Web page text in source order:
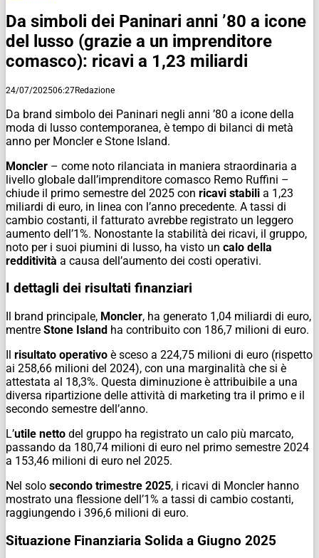
Da simboli dei Paninari anni ’80 a icone
del lusso (grazie a un imprenditore
comasco): ricavi a 1,23 miliardi
24/07/202506:27Redazione
Da brand simbolo dei Paninari negli anni ’80 a icone della
moda di lusso contemporanea, è tempo di bilanci di metà
anno per Moncler e Stone Island.
Moncler – come noto rilanciata in maniera straordinaria a
livello globale dall’imprenditore comasco Remo Ruffini –
chiude il primo semestre del 2025 con ricavi stabili a 1,23
miliardi di euro, in linea con l’anno precedente. A tassi di
cambio costanti, il fatturato avrebbe registrato un leggero
aumento dell’1%. Nonostante la stabilità dei ricavi, il gruppo,
noto per i suoi piumini di lusso, ha visto un calo della
redditività a causa dell’aumento dei costi operativi.
I dettagli dei risultati finanziari
Il brand principale, Moncler, ha generato 1,04 miliardi di euro,
mentre Stone Island ha contribuito con 186,7 milioni di euro.
Il risultato operativo è sceso a 224,75 milioni di euro (rispetto
ai 258,66 milioni del 2024), con una marginalità che si è
attestata al 18,3%. Questa diminuzione è attribuibile a una
diversa ripartizione delle attività di marketing tra il primo e il
secondo semestre dell’anno.
L’utile netto del gruppo ha registrato un calo più marcato,
passando da 180,74 milioni di euro nel primo semestre 2024
a 153,46 milioni di euro nel 2025.
Nel solo secondo trimestre 2025, i ricavi di Moncler hanno
mostrato una flessione dell’1% a tassi di cambio costanti,
raggiungendo i 396,6 milioni di euro.
Situazione Finanziaria Solida a Giugno 2025